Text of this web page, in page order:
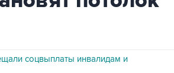
соцвыплаты инвалидам и